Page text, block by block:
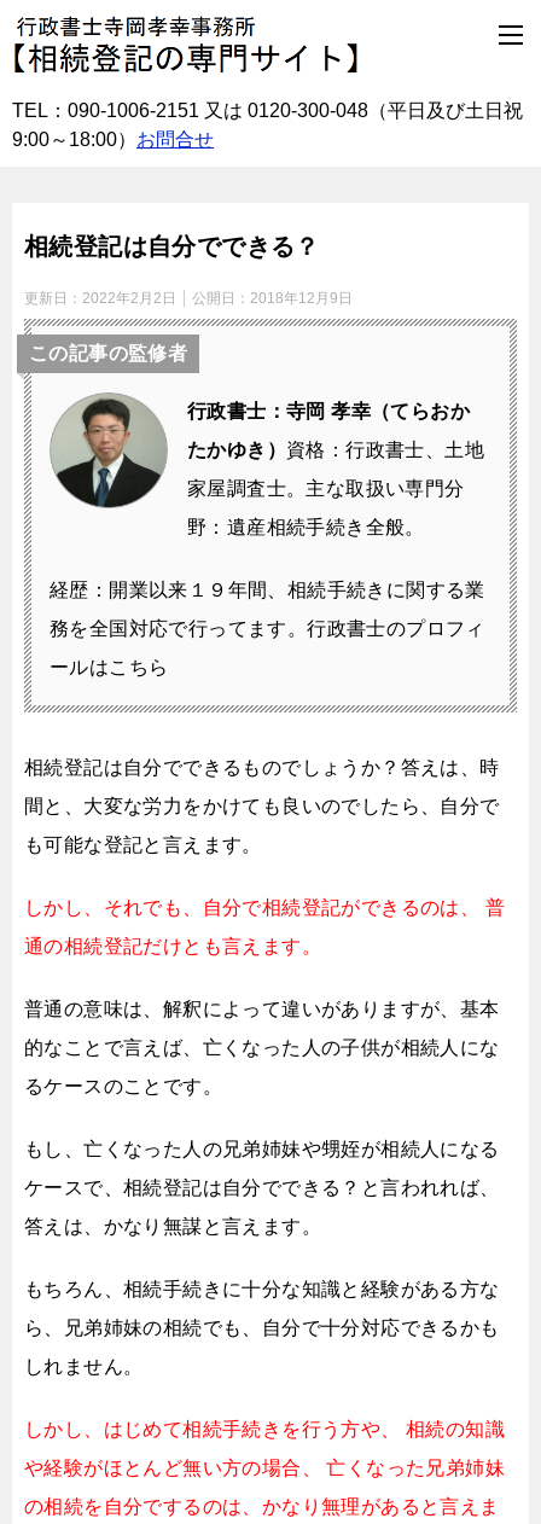
TEL：090-1006-2151 又は 0120-300-048 （平日及び土日祝
9:00～18:00） お問合せ
相続登記は自分でできる？
更新日： 2022年2月2日 公開日： 2018年12月9日
この記事の監修者
行政書士：寺岡 孝幸（てらおか
たかゆき） 資格：行政書士、土地
家屋調査士。 主な取扱い専門分
野：遺産相続手続き全般。
経歴：開業以来１９年間、相続手続きに関する業
務を全国対応で行ってます。行政書士のプロフィ
ールはこちら
相続登記は自分でできるものでしょうか？ 答えは、時
間と、大変な労力をかけても良いのでしたら、 自分で
も可能な登記と言えます。
しかし、それでも、自分で相続登記ができるのは、
普
通の相続登記だけとも言えます。
普通の意味は、解釈によって違いがありますが、 基本
的なことで言えば、 亡くなった人の子供が相続人にな
るケースのことです。
もし、亡くなった人の兄弟姉妹や甥姪が相続人になる
ケースで、 相続登記は自分でできる？と言われれば、
答えは、かなり無謀と言えます。
もちろん、相続手続きに十分な知識と経験がある方な
ら、
兄弟姉妹の相続でも、自分で十分対応できるかも
しれません。
しかし、はじめて相続手続きを行う方や、
相続の知識
や経験がほとんど無い方の場合、
亡くなった兄弟姉妹
の相続を自分でするのは、かなり無理があると言えま